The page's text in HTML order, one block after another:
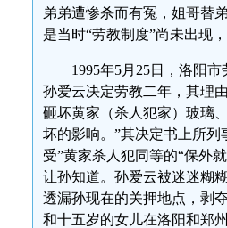
弟弟遭惨杀而有冤，姐哥替
是当时“劳教制度”尚未出
1995年5月25日，洛阳
孙爱云决定劳教二年，其理
砸坏黄家（杀人犯家）玻璃
坏的影响。”其决定书上所
受”黄家杀人犯同等的“保外
让孙知道。孙爱云被迷迷糊
透漏孙现在的关押地点，剥
和十五岁的女儿在洛阳和郑